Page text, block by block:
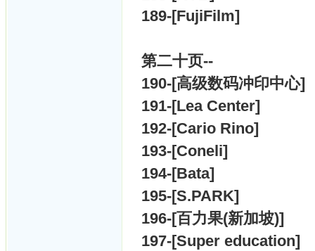
189-[FujiFilm]
第二十页--
190-[高级数码冲印中心]
191-[Lea Center]
192-[Cario Rino]
193-[Coneli]
194-[Bata]
195-[S.PARK]
196-[百力果(新加坡)]
197-[Super education]